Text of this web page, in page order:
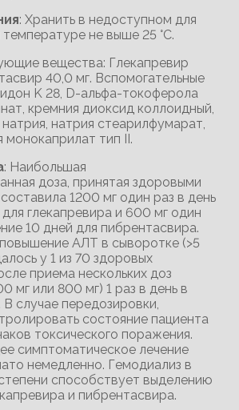
: Хранить в недоступном для
не выше 25 °С.
вещества: Глекапревир
40,0 мг. Вспомогательные
K 28, D-альфа-токоферола
кремния диоксид коллоидный,
натрия стеарилфумарат,
монокаприлат тип II.
: Наибольшая
доза, принятая здоровыми
1200 мг один раз в день
глекапревира и 600 мг один
10 дней для пибрентасвира.
АЛТ в сыворотке (>5
у 1 из 70 здоровых
приема нескольких доз
мг или 800 мг) 1 раз в день в
В случае передозировки,
состояние пациента
токсического поражения.
симптоматическое лечение
немедленно. Гемодиализ в
способствует выделению
и пибрентасвира.